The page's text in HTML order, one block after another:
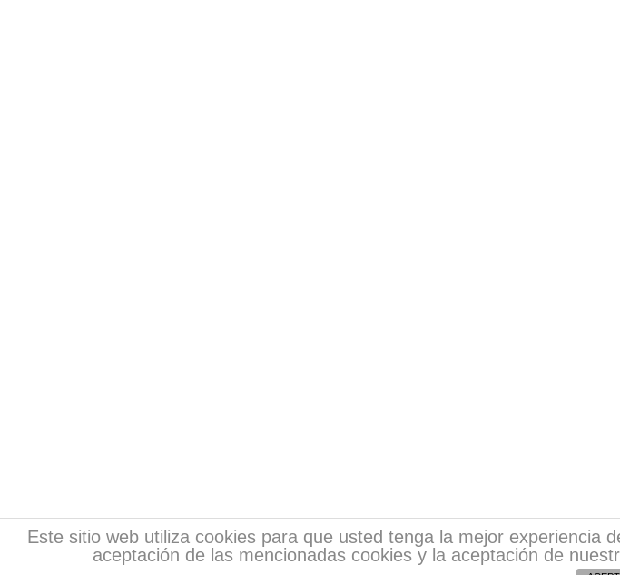
Copyright © 2026Escritores de
Este sitio web utiliza cookies para que usted tenga la mejor experiencia
aceptación de las mencionadas cookies y la aceptación de